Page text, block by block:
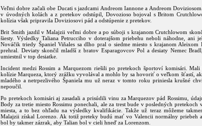
Veľmi dobre začali obe Ducati s jazdcami Andreom Iannone a Andreom
v úvodných kolách a z pretekov odstúpil, Dovozioso bojoval s Britom
kolízia však pripravila Doviziosovi pád a odstúpenie z pretekov.
Brit Smith jazdil v Malajzii veľmi dobre a po súboji s krajanom Crutchlowom
šiesty. Výsledky Taliana Petrucciho v doterajšom priebehu neboli náhodne, ani
Nováčik triedy Španiel Viňales sa dlho pral o siedme miesto s krajanom Aleixom
prehral. Deviaty skončil mladší z bratov Esparagovcov Pol a desiaty Nemec
umiestnil v top desiatke.
Incident medzi Rossim a Marquezom riešili po pretekoch športoví komisári.
kolízie Marqueza, ktorý zrážku vyvolával a mohlo by sa hovoriť o veľkom šťastí,
mladého a netrpezlivého Španiela mu už neraz v tomto roku priniesla krušné
nepoučil.
Po pretekoch komisári aj zasadali a prisúdili vinu za Marquezov pád Rossimu,
Body za tretie miesto Rossimu ponechali, ale za trest bude v posledných pretekoch
miesta, a to bez ohľadu na výsledky kvalifikácie. Takže už teraz môžeme
Malajzii získal Lorenzo. Ak totiž preteky budú mať vo Valencii normálny priebeh
bol by takmer zázrak, aby Talian bol v cieli hneď za Lorenzom.